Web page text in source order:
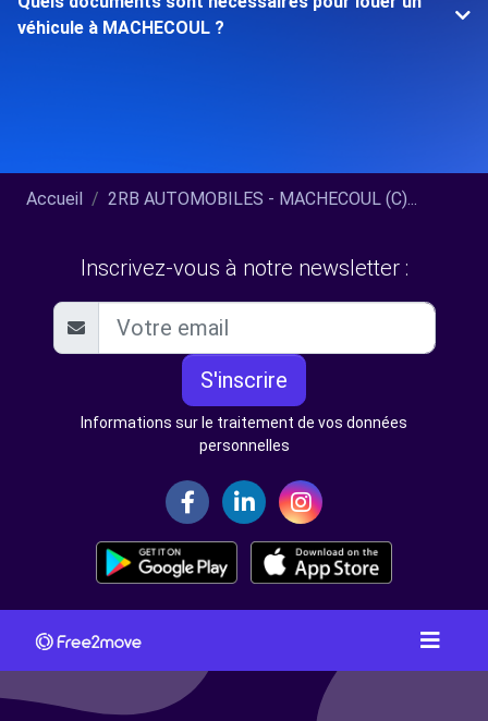
véhicule à MACHECOUL ?
Accueil 2RB AUTOMOBILES - MACHECOUL (C)...
Inscrivez-vous à notre newsletter :
S'inscrire
Informations sur le traitement de vos données
personnelles